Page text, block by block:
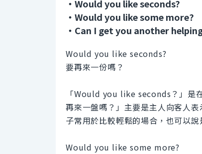
・Would you like seconds?
・Would you like some more?
・Can I get you another
Would you like seconds?
要再來一份嗎？
「Would you like seconds？」是
再來一盤嗎？」主要是主人向客人
子常用於比較輕鬆的場合，也可以
Would you like some more?